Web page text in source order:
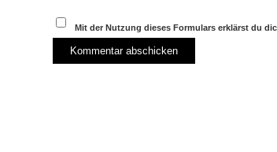
Mit der Nutzung dieses Formulars erklärst du